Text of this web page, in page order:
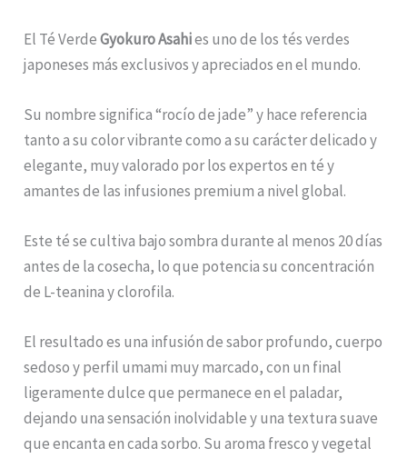
El Té VerdeGyokuro Asahies uno de los tés verdes
japoneses más exclusivos y apreciados en el mundo.
Su nombre significa “rocío de jade” y hace referencia
tanto a su color vibrante como a su carácter delicado y
elegante, muy valorado por los expertos en té y
amantes de las infusiones premium a nivel global.
Este té se cultiva bajo sombra durante al menos 20 días
antes de la cosecha, lo que potencia su concentración
de L-teanina y clorofila.
El resultado es una infusión de sabor profundo, cuerpo
sedoso y perfil umami muy marcado, con un final
ligeramente dulce que permanece en el paladar,
dejando una sensación inolvidable y una textura suave
que encanta en cada sorbo. Su aroma fresco y vegetal